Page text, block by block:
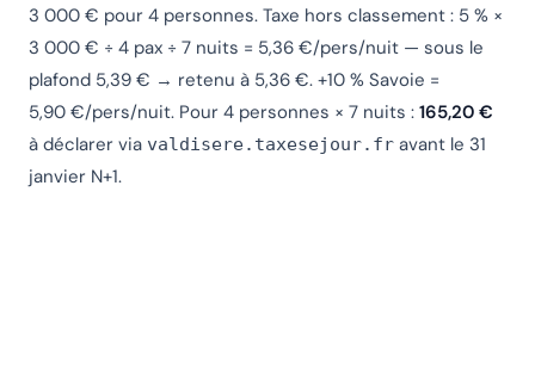
3 000 € pour 4 personnes. Taxe hors classement : 5 % ×
3 000 € ÷ 4 pax ÷ 7 nuits = 5,36 €/pers/nuit — sous le
plafond 5,39 € → retenu à 5,36 €. +10 % Savoie =
5,90 €/pers/nuit. Pour 4 personnes × 7 nuits : 165,20 €
à déclarer via valdisere.taxesejour.fr avant le 31
janvier N+1.